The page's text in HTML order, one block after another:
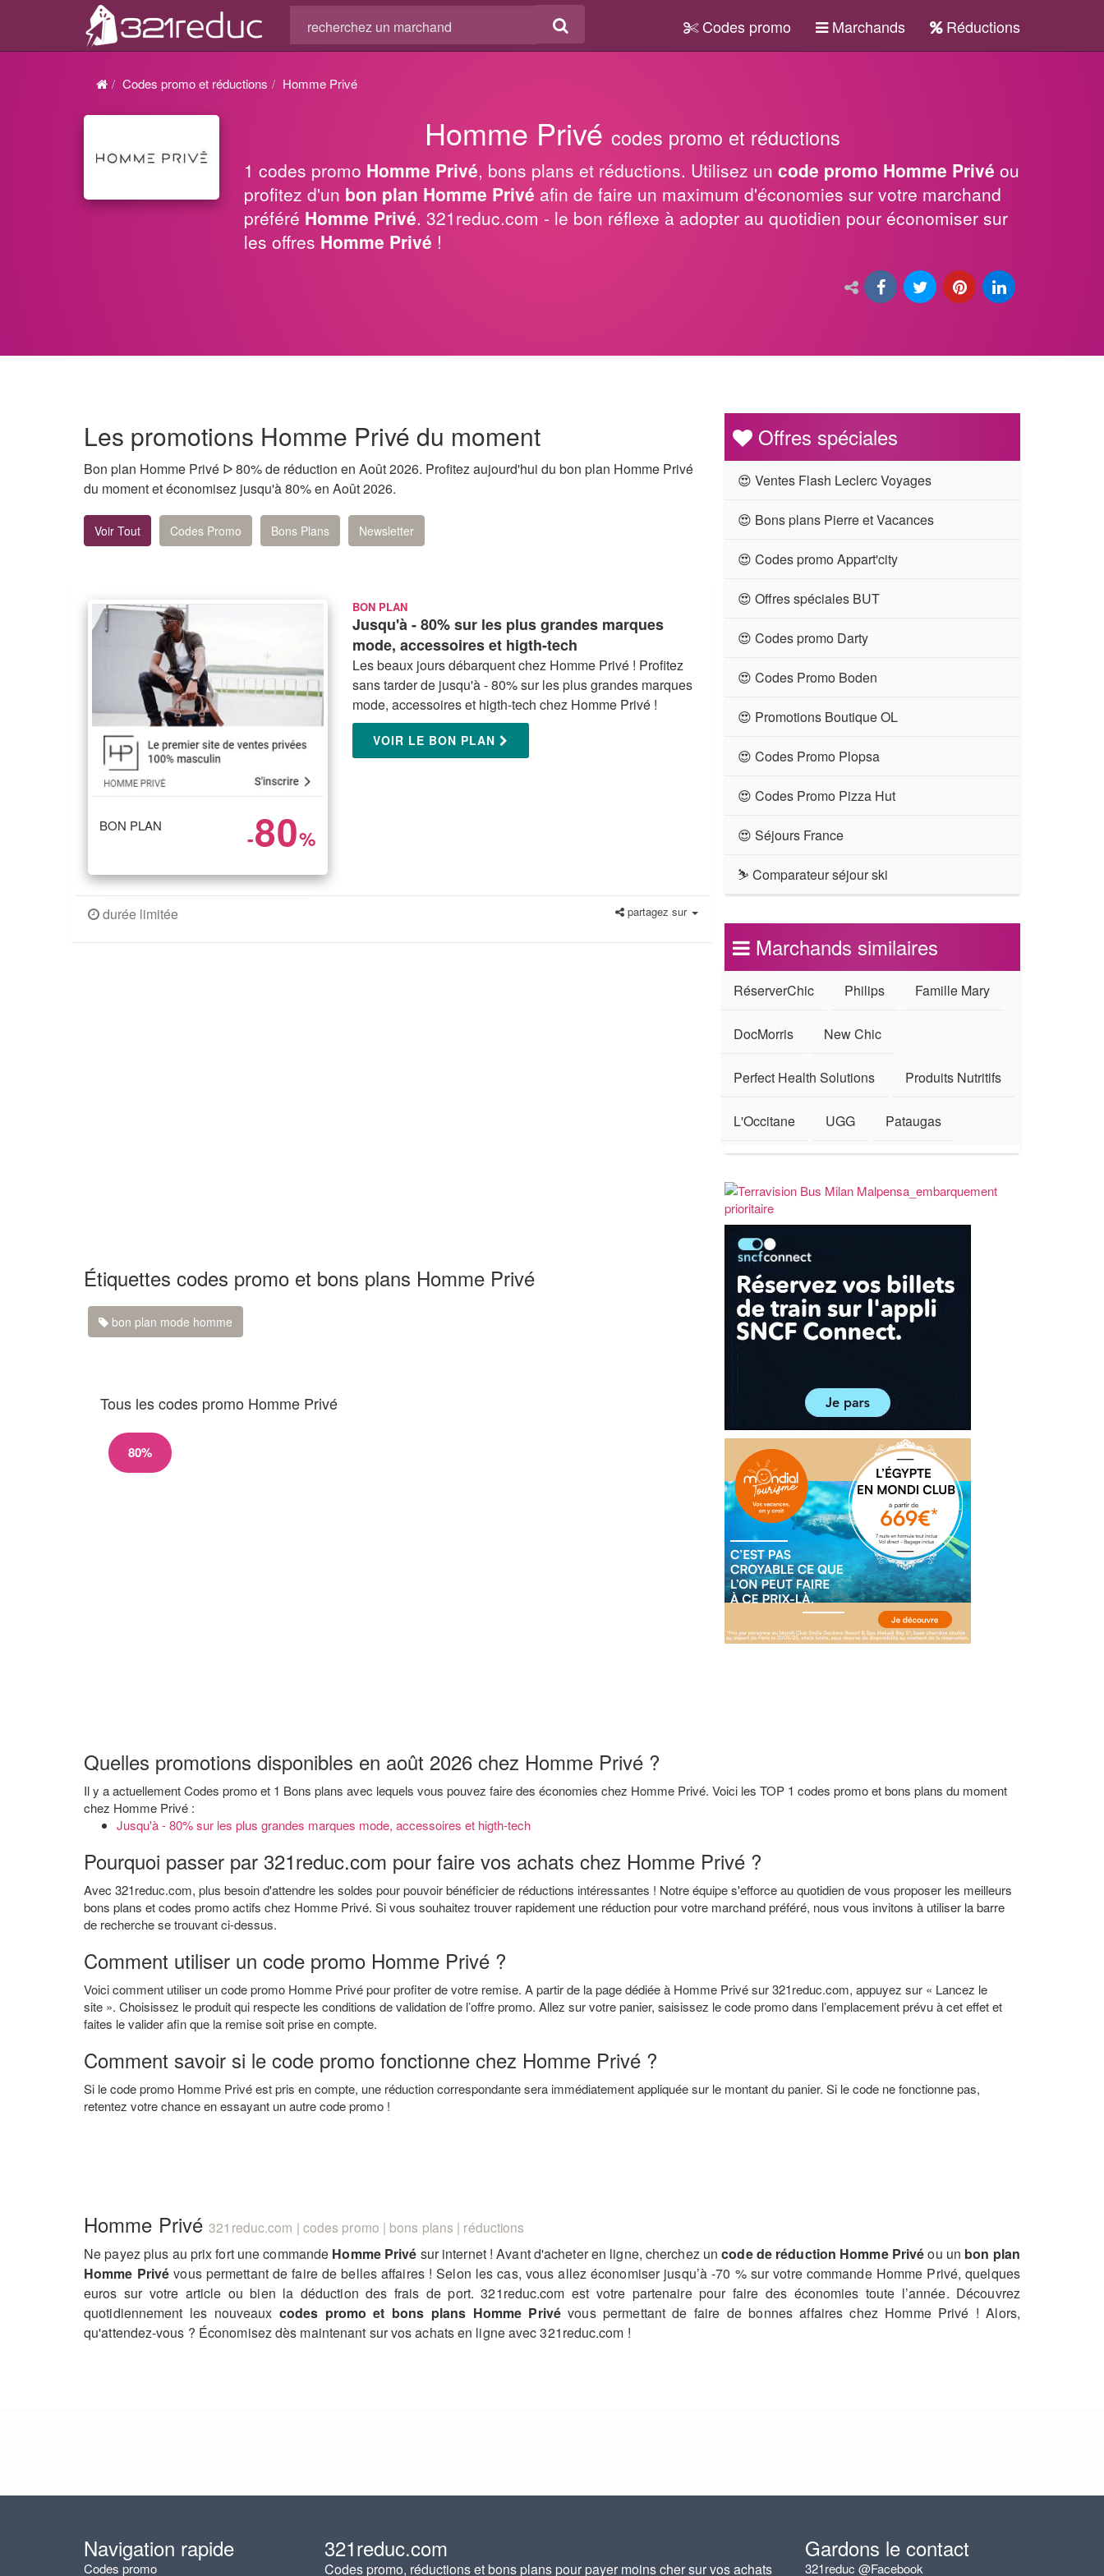
Codes promo Marchands Réductions
Codes promo et réductions Homme Privé
Homme Privé codes promo et réductions
1 codes promo Homme Privé, bons plans et réductions. Utilisez un code promo Homme Privé ou
profitez d'un bon plan Homme Privé afin de faire un maximum d'économies sur votre marchand
préféré Homme Privé. 321reduc.com - le bon réflexe à adopter au quotidien pour économiser sur
les offres Homme Privé !
Les promotions Homme Privé du moment
Bon plan Homme Privé ᐅ 80% de réduction en Août 2026. Profitez aujourd'hui du bon plan Homme Privé
du moment et économisez jusqu'à 80% en Août 2026.
Voir Tout Codes Promo Bons Plans Newsletter
BON PLAN -80%
BON PLAN
Jusqu'à - 80% sur les plus grandes marques
mode, accessoires et higth-tech
Les beaux jours débarquent chez Homme Privé ! Profitez
sans tarder de jusqu'à - 80% sur les plus grandes marques
mode, accessoires et higth-tech chez Homme Privé !
VOIR LE BON PLAN
durée limitée partagez sur
Étiquettes codes promo et bons plans Homme Privé
bon plan mode homme
Tous les codes promo Homme Privé
80%
Offres spéciales
😍 Ventes Flash Leclerc Voyages
😍 Bons plans Pierre et Vacances
😍 Codes promo Appart'city
😍 Offres spéciales BUT
😍 Codes promo Darty
😍 Codes Promo Boden
😍 Promotions Boutique OL
😍 Codes Promo Plopsa
😍 Codes Promo Pizza Hut
😍 Séjours France
⛷ Comparateur séjour ski
Marchands similaires
RéserverChic Philips Famille Mary
DocMorris New Chic
Perfect Health Solutions Produits Nutritifs
L'Occitane UGG Pataugas
Quelles promotions disponibles en août 2026 chez Homme Privé ?
Il y a actuellement Codes promo et 1 Bons plans avec lequels vous pouvez faire des économies chez Homme Privé. Voici les TOP 1 codes promo et bons plans du moment
chez Homme Privé :
Jusqu'à - 80% sur les plus grandes marques mode, accessoires et higth-tech
Pourquoi passer par 321reduc.com pour faire vos achats chez Homme Privé ?
Avec 321reduc.com, plus besoin d'attendre les soldes pour pouvoir bénéficier de réductions intéressantes ! Notre équipe s'efforce au quotidien de vous proposer les meilleurs
bons plans et codes promo actifs chez Homme Privé. Si vous souhaitez trouver rapidement une réduction pour votre marchand préféré, nous vous invitons à utiliser la barre
de recherche se trouvant ci-dessus.
Comment utiliser un code promo Homme Privé ?
Voici comment utiliser un code promo Homme Privé pour profiter de votre remise. A partir de la page dédiée à Homme Privé sur 321reduc.com, appuyez sur « Lancez le
site ». Choisissez le produit qui respecte les conditions de validation de l’offre promo. Allez sur votre panier, saisissez le code promo dans l’emplacement prévu à cet effet et
faites le valider afin que la remise soit prise en compte.
Comment savoir si le code promo fonctionne chez Homme Privé ?
Si le code promo Homme Privé est pris en compte, une réduction correspondante sera immédiatement appliquée sur le montant du panier. Si le code ne fonctionne pas,
retentez votre chance en essayant un autre code promo !
Homme Privé321reduc.com | codes promo | bons plans | réductions
Ne payez plus au prix fort une commande Homme Privé sur internet ! Avant d'acheter en ligne, cherchez uncode de réduction Homme Privéou un bon plan
Homme Privé vous permettant de faire de belles affaires ! Selon les cas, vous allez économiser jusqu’à -70 % sur votre commande Homme Privé, quelques
euros sur votre article ou bien la déduction des frais de port. 321reduc.com est votre partenaire pour faire des économies toute l’année. Découvrez
quotidiennement les nouveaux codes promo et bons plans Homme Privévous permettant de faire de bonnes affaires chez Homme Privé ! Alors,
qu'attendez-vous ? Économisez dès maintenant sur vos achats en ligne avec 321reduc.com !
Navigation rapide
Codes promo
321reduc.com
Codes promo, réductions et bons plans pour payer moins cher sur vos achats
Gardons le contact
321reduc @Facebook